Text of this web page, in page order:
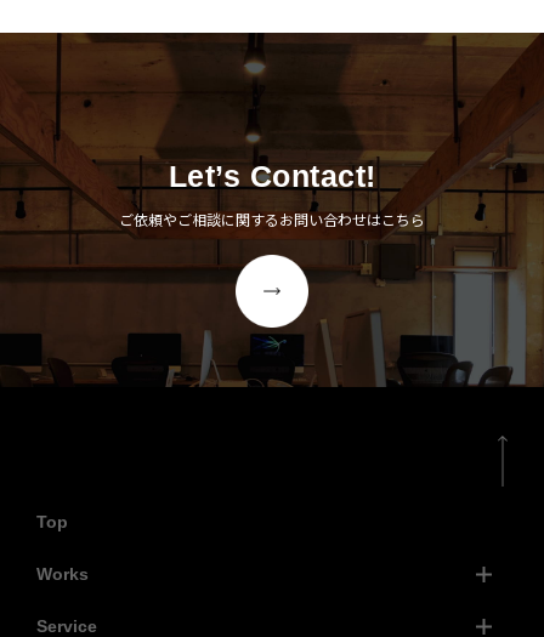
Let’s Contact!
ご依頼やご相談に関するお問い合わせはこちら
Top
Works
Service